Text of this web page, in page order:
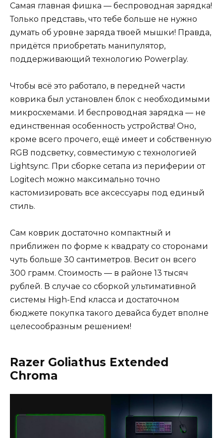
Самая главная фишка — беспроводная зарядка!
Только представь, что тебе больше не нужно
думать об уровне заряда твоей мышки! Правда,
придётся приобретать манипулятор,
поддерживающий технологию Powerplay.
Чтобы всё это работало, в передней части
коврика был установлен блок с необходимыми
микросхемами. И беспроводная зарядка — не
единственная особенность устройства! Оно,
кроме всего прочего, ещё имеет и собственную
RGB подсветку, совместимую с технологией
Lightsync. При сборке сетапа из периферии от
Logitech можно максимально точно
кастомизировать все аксессуары под единый
стиль.
Сам коврик достаточно компактный и
приближен по форме к квадрату со сторонами
чуть больше 30 сантиметров. Весит он всего
300 грамм. Стоимость — в районе 13 тысяч
рублей. В случае со сборкой ультимативной
системы High-End класса и достаточном
бюджете покупка такого девайса будет вполне
целесообразным решением!
Razer Goliathus Extended
Chroma